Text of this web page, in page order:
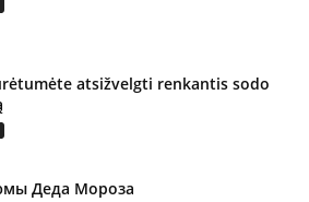
atsižvelgti renkantis sodo
Деда Мороза